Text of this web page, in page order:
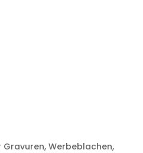
Werbeblachen,